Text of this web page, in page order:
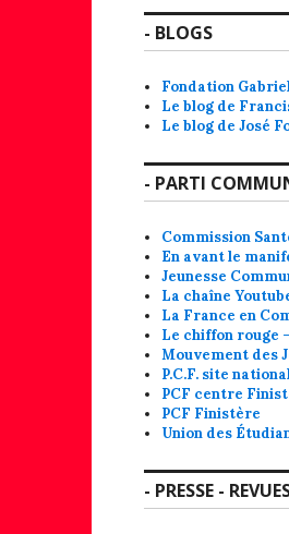
- BLOGS
Fondation
Le blog de
Le blog de José
- PARTI
Commission
En avant le
Jeunesse
La chaîne
La France en
Le chiffon rouge
Mouvement des
P.C.F. site
PCF centre
PCF Finistère
Union des
- PRESSE -